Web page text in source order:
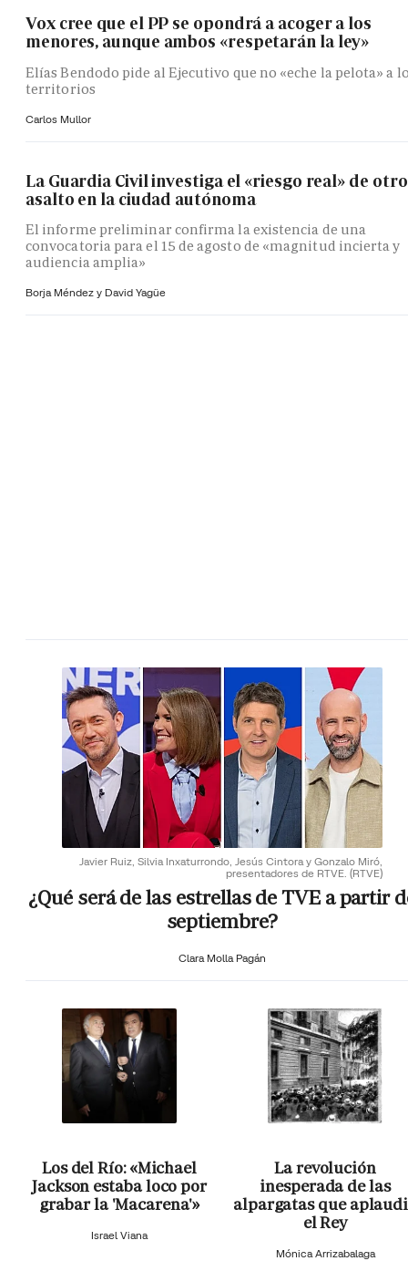
Vox cree que el PP se opondrá a acoger a los
menores, aunque ambos «respetarán la ley»
Elías Bendodo pide al Ejecutivo que no «eche la pelota» a
territorios
Carlos Mullor
La Guardia Civil investiga el «riesgo real» de otro
asalto en la ciudad autónoma
El informe preliminar confirma la existencia de una
convocatoria para el 15 de agosto de «magnitud incierta y
audiencia amplia»
Borja Méndez y David Yagüe
Javier Ruiz, Silvia Inxaturrondo, Jesús Cintora y Gonzalo Miró,
presentadores de RTVE. (RTVE)
¿Qué será de las estrellas de TVE a partir
septiembre?
Clara Molla Pagán
Los del Río: «Michael
Jackson estaba loco por
grabar la 'Macarena'»
Israel Viana
La revolución
inesperada de las
alpargatas que
el Rey
Mónica Arrizabalaga